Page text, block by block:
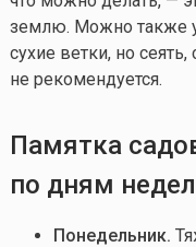
землю. Можно также
сухие ветки, но сеять,
не рекомендуется.
Памятка
по дням
Понедельник.